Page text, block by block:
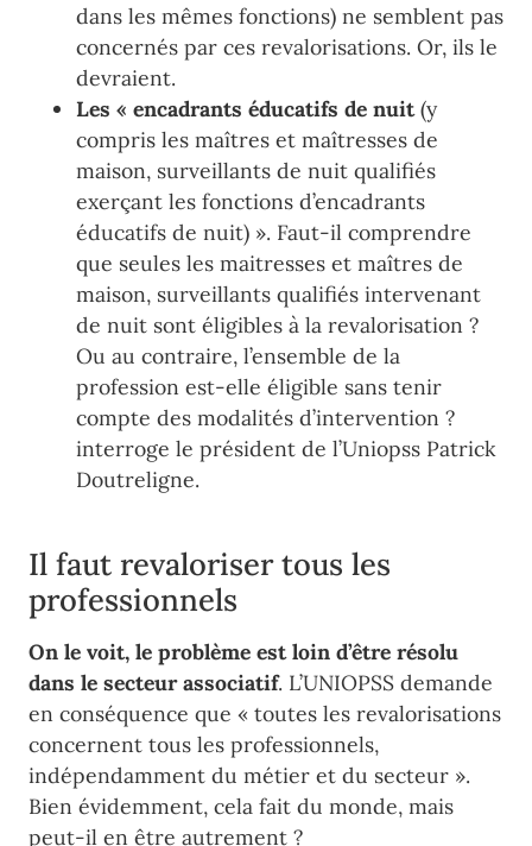
dans les mêmes fonctions) ne semblent pas
concernés par ces revalorisations. Or, ils le
devraient.
Les « encadrants éducatifs de nuit(y
compris les maîtres et maîtresses de
maison, surveillants de nuit qualifiés
exerçant les fonctions d’encadrants
éducatifs de nuit) ». Faut-il comprendre
que seules les maitresses et maîtres de
maison, surveillants qualifiés intervenant
de nuit sont éligibles à la revalorisation ?
Ou au contraire, l’ensemble de la
profession est-elle éligible sans tenir
compte des modalités d’intervention ?
interroge le président de l’Uniopss Patrick
Doutreligne.
Il faut revaloriser tous les
professionnels
On le voit, le problème est loin d’être résolu
dans le secteur associatif. L’UNIOPSS demande
en conséquence que « toutes les revalorisations
concernent tous les professionnels,
indépendamment du métier et du secteur ».
Bien évidemment, cela fait du monde, mais
peut-il en être autrement ?